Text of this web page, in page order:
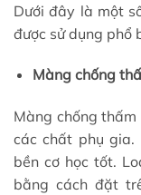
Dưới đây là một
được sử dụng phổ
Màng chống
Màng chống
các chất phụ gia.
bền cơ học tốt.
bằng cách đặt